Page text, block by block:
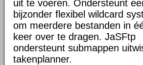
uit te voeren. Ondersteunt
bijzonder flexibel wildcard
om meerdere bestanden in
keer over te dragen. JaSFtp
ondersteunt submappen
takenplanner.